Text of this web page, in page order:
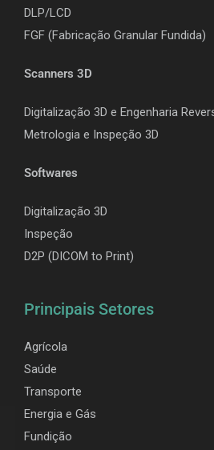
DLP/LCD
FGF (Fabricação Granular Fundida)
Scanners 3D
Digitalização 3D e Engenharia
Metrologia e Inspeção 3D
Softwares
Digitalização 3D
Inspeção
D2P (DICOM to Print)
Principais Setores
Agrícola
Saúde
Transporte
Energia e Gás
Fundição